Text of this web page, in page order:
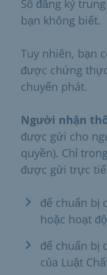
Sổ đăng ký
bạn không biết.
Tuy nhiên, bạn
được chứng
chuyển phát.
Người nhận
được gửi cho
quyền). Chỉ
được gửi trực
để chuẩn bị
hoặc hoạt
để chuẩn bị
của Luật